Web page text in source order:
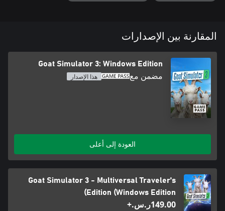
تُعد Goat Simulator 3 لعبة رائعة بمعنى الكلمة. هل ستعلمك هذه
نصائح منه ستكون بالتأكيد أمرًا مجديًّا عليك فعله.
المقارنة بين الإصدارات
Goat Simulator 3: Windows Edition
مضمن مع هذا الإصدار
العودة إلى أعلى
Goat Simulator 3 - Multiversal Traveler's
Edition (Windows Edition)
‪ر.س.‏‎149.00‬+